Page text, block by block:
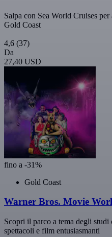
Salpa con Sea World Cruises
Gold Coast
4,6 (37)
Da
27,40 USD
fino a -31%
Gold Coast
Warner Bros. Movie
Scopri il parco a tema degli
spettacoli e film entusiasmanti